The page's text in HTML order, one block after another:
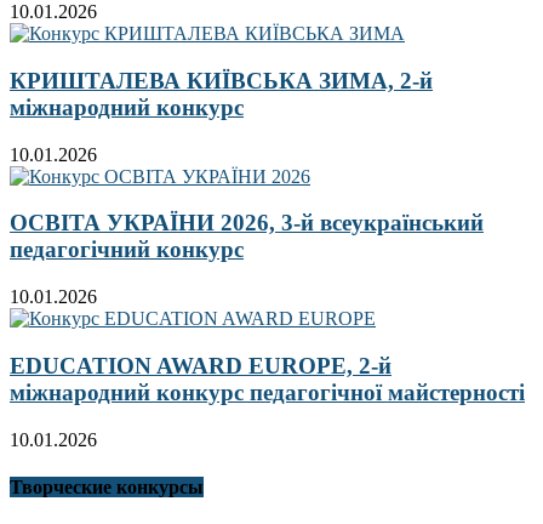
10.01.2026
КРИШТАЛЕВА КИЇВСЬКА ЗИМА, 2-й
міжнародний конкурс
10.01.2026
ОСВІТА УКРАЇНИ 2026, 3-й всеукраїнський
педагогічний конкурс
10.01.2026
EDUCATION AWARD EUROPE, 2-й
міжнародний конкурс педагогічної майстерності
10.01.2026
Творческие конкурсы